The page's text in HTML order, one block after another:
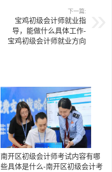
下一篇:
宝鸡初级会计师就业指
导，能做什么具体工作-
宝鸡初级会计师就业方向
南开区初级会计师考试内容有哪
些具体是什么-南开区初级会计考